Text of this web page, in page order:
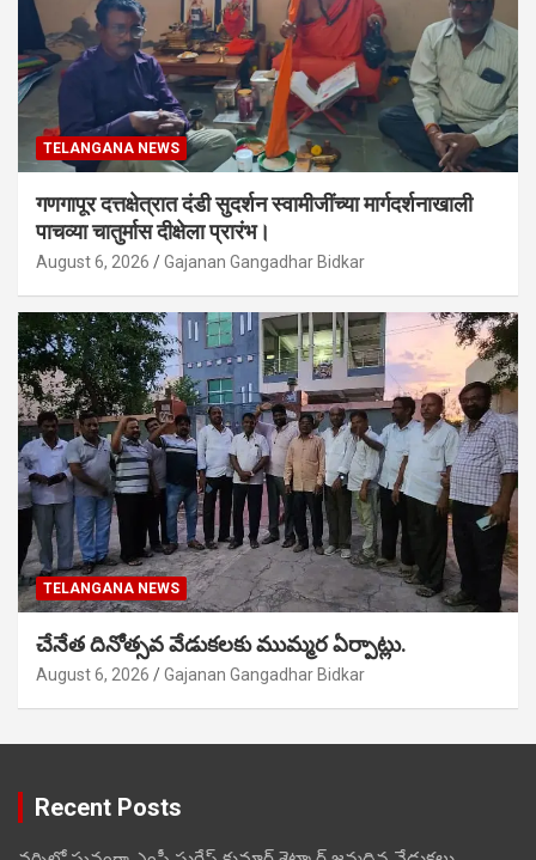
TELANGANA NEWS
गणगापूर दत्तक्षेत्रात दंडी सुदर्शन स्वामीजींच्या मार्गदर्शनाखाली
पाचव्या चातुर्मास दीक्षेला प्रारंभ।
August 6, 2026 Gajanan Gangadhar Bidkar
TELANGANA NEWS
చేనేత దినోత్సవ వేడుకలకు ముమ్మర ఏర్పాట్లు.
August 6, 2026 Gajanan Gangadhar Bidkar
Recent Posts